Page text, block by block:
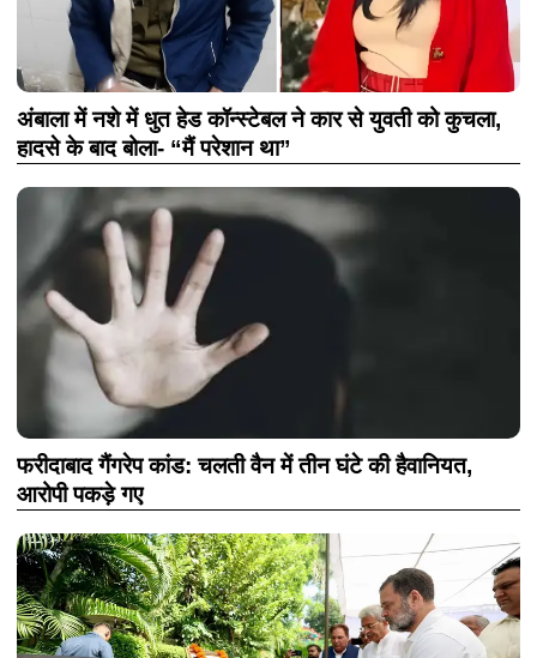
अंबाला में नशे में धुत हेड कॉन्स्टेबल ने कार से युवती को कुचला,
हादसे के बाद बोला- “मैं परेशान था”
फरीदाबाद गैंगरेप कांड: चलती वैन में तीन घंटे की हैवानियत,
आरोपी पकड़े गए